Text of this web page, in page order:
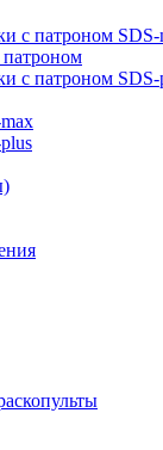
с патроном SDS-
с патроном SDS-